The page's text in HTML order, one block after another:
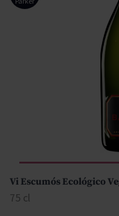
Vi Escumós Ecológico
75 cl